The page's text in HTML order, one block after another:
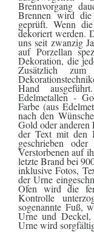
Brennvorgang
Brennen wird die
geprüft. Wenn
dekoriert werden.
uns seit zwanzig
auf Porzellan
Dekoration, die
Zusätzlich
Hand
Edelmetallen -
Farbe (aus
nach den
Gold oder anderen
der Text mit den
geschrieben
Verstorbenen auf
letzte Brand bei
inklusive Fotos,
der Urne
Ofen wird die
Kontrolle
sogenannte Fuß,
Urne und Deckel,
Urne wird